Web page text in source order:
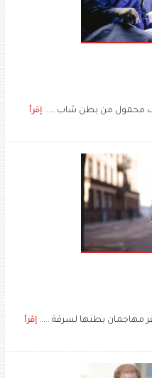
محمول من بطن شاب ..... إقرأ
مهاجمان بطنها لسرقة ..... إقرأ